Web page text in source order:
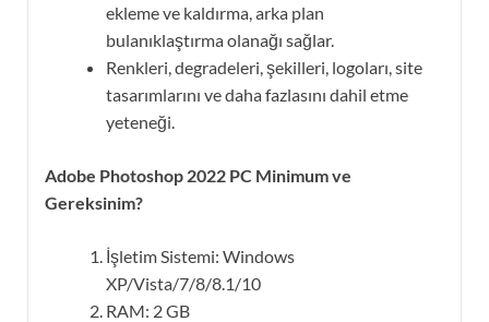
ekleme ve kaldırma, arka plan
bulanıklaştırma olanağı sağlar.
Renkleri, degradeleri, şekilleri, logoları, site
tasarımlarını ve daha fazlasını dahil etme
yeteneği.
Adobe Photoshop 2022 PC Minimum ve
Gereksinim?
İşletim Sistemi: Windows
XP/Vista/7/8/8.1/10
RAM: 2 GB